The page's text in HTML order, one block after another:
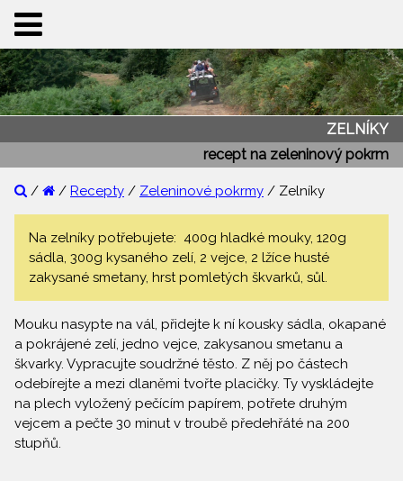
ZELNÍKY
recept na zeleninový pokrm
/ / Recepty / Zeleninové pokrmy / Zelníky
Na zelníky potřebujete: 400g hladké mouky, 120g
sádla, 300g kysaného zelí, 2 vejce, 2 lžíce husté
zakysané smetany, hrst pomletých škvarků, sůl.
Mouku nasypte na vál, přidejte k ní kousky sádla, okapané
a pokrájené zelí, jedno vejce, zakysanou smetanu a
škvarky. Vypracujte soudržné těsto. Z něj po částech
odebírejte a mezi dlaněmi tvořte placičky. Ty vyskládejte
na plech vyložený pečícím papírem, potřete druhým
vejcem a pečte 30 minut v troubě předehřáté na 200
stupňů.